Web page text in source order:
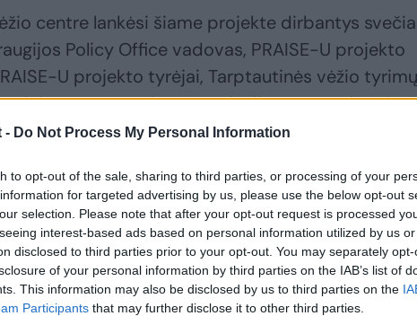
- Do Not Process My Personal Information
to opt-out of the sale, sharing to third parties, or processing of your
for targeted advertising by us, please use the below opt-out
selection. Please note that after your opt-out request is processed
interest-based ads based on personal information utilized by us
disclosed to third parties prior to your opt-out. You may separately
of your personal information by third parties on the IAB’s list of
This information may also be disclosed by us to third parties on the
Participants that may further disclose it to other third parties.
centre lankėsi šiame projekte dirbantys
Policy Office vadovas, PRAISE-U projekto
U projekto tyrėjai, Tarptautinės vėžio tyrimų
Europos urologų asociacijos atstovai, ERSPC
nariai, sveikatos apsaugos viceministrė prof.
šalis: pradėtas naudoti aparatas,
ligą